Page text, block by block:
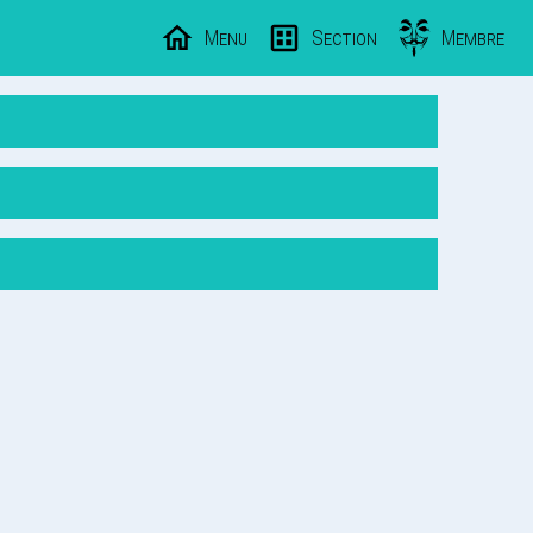
Menu Section Membre